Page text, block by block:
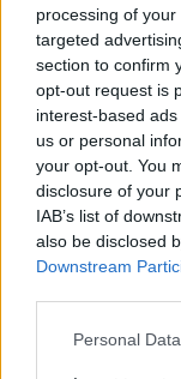
processing of
targeted
section to confirm
opt-out request is
interest-based
us or personal
your opt-out. You
disclosure of your
IAB’s list of
also be disclosed
Downstream
Personal